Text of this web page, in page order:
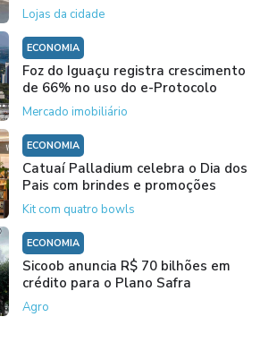
Lojas da cidade
ECONOMIA
Foz do Iguaçu registra crescimento
de 66% no uso do e-Protocolo
Mercado imobiliário
ECONOMIA
Catuaí Palladium celebra o Dia dos
Pais com brindes e promoções
Kit com quatro bowls
ECONOMIA
Sicoob anuncia R$ 70 bilhões em
crédito para o Plano Safra
Agro